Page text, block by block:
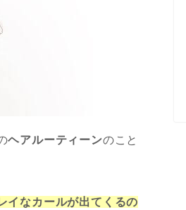
ヘアルーティーンのこと
イなカールが出てくるの